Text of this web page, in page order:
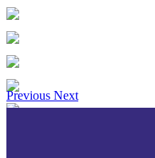
Previous Next